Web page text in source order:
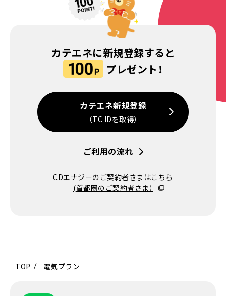
カテエネに新規登録すると
プレゼント！
カテエネ新規登録
（TC IDを取得）
ご利用の流れ
CDエナジーのご契約者さまはこちら
(首都圏のご契約者さま）
TOP 電気プラン